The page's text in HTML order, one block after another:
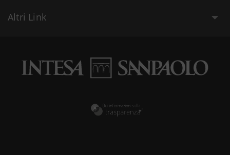
Altri Link